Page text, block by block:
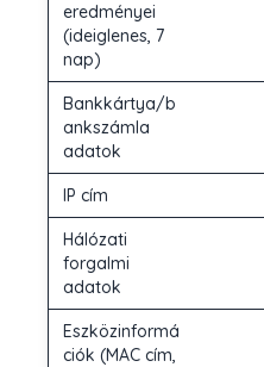
eredményei
(ideiglenes, 7
nap)
Bankkártya/b
ankszámla
adatok
IP cím
Hálózati
forgalmi
adatok
Eszközinformá
ciók (MAC cím,